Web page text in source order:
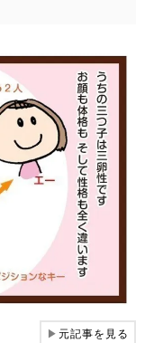
▶元記事を見る